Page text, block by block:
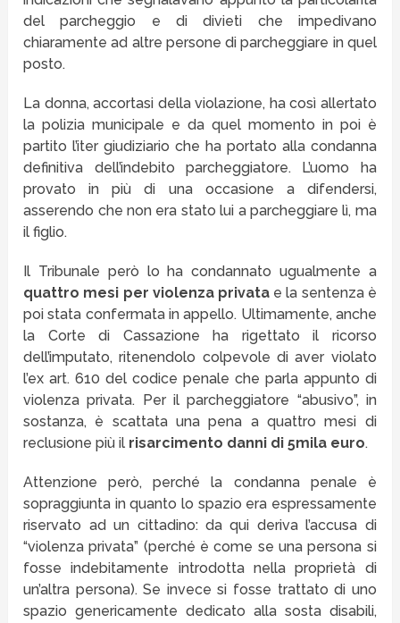
del parcheggio e di divieti che impedivano
chiaramente ad altre persone di parcheggiare in quel
posto.
La donna, accortasi della violazione, ha così allertato
la polizia municipale e da quel momento in poi è
partito l’iter giudiziario che ha portato alla condanna
definitiva dell’indebito parcheggiatore. L’uomo ha
provato in più di una occasione a difendersi,
asserendo che non era stato lui a parcheggiare lì, ma
il figlio.
Il Tribunale però lo ha condannato ugualmente a
quattro mesi per violenza privata e la sentenza è
poi stata confermata in appello. Ultimamente, anche
la Corte di Cassazione ha rigettato il ricorso
dell’imputato, ritenendolo colpevole di aver violato
l’ex art. 610 del codice penale che parla appunto di
violenza privata. Per il parcheggiatore “abusivo”, in
sostanza, è scattata una pena a quattro mesi di
reclusione più il risarcimento danni di 5mila euro.
Attenzione però, perché la condanna penale è
sopraggiunta in quanto lo spazio era espressamente
riservato ad un cittadino: da qui deriva l’accusa di
“violenza privata” (perché è come se una persona si
fosse indebitamente introdotta nella proprietà di
un’altra persona). Se invece si fosse trattato di uno
spazio genericamente dedicato alla sosta disabili,